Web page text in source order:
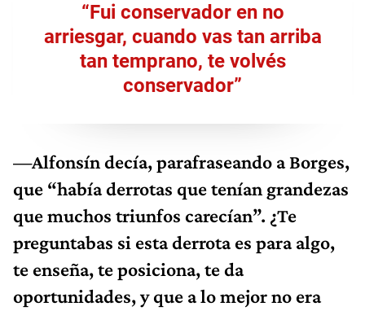
“Fui conservador en no
arriesgar, cuando vas tan arriba
tan temprano, te volvés
conservador”
—Alfonsín decía, parafraseando a Borges,
que “había derrotas que tenían grandezas
que muchos triunfos carecían”. ¿Te
preguntabas si esta derrota es para algo,
te enseña, te posiciona, te da
oportunidades, y que a lo mejor no era